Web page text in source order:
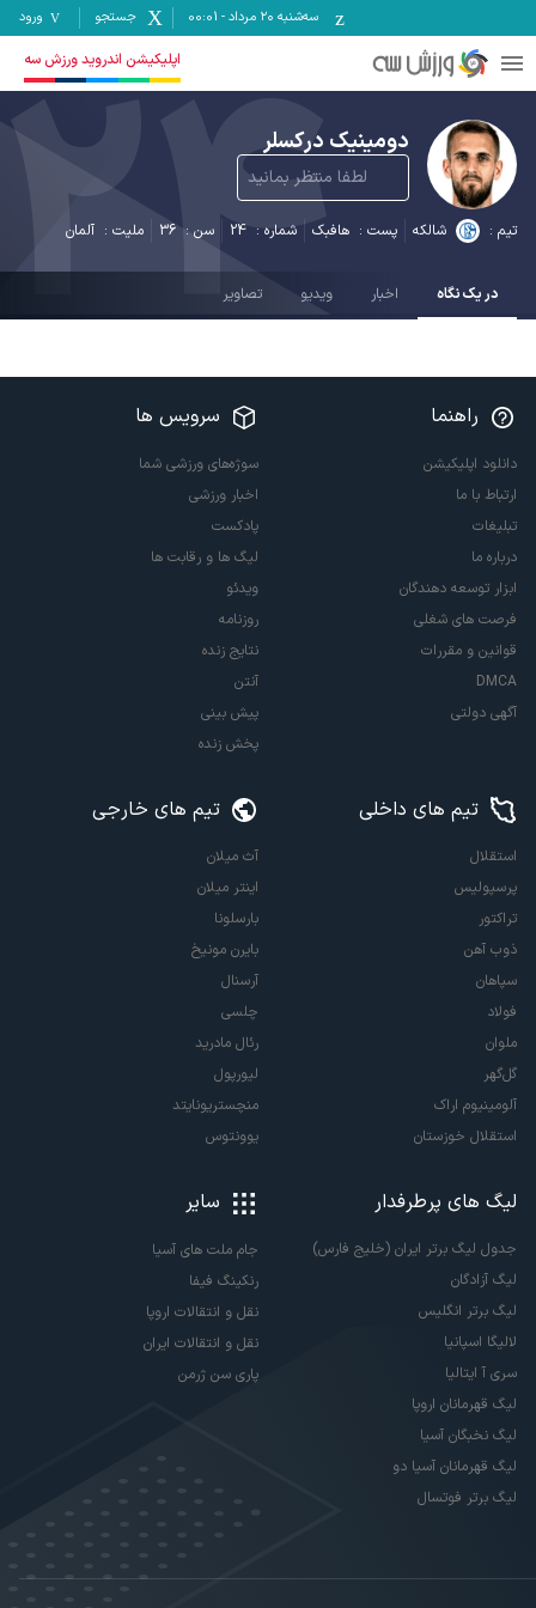
سه‌شنبه ۲۰ مرداد -
00:01 جستجو ورود
اپلیکیشن اندروید ورزش سه
دومینیک درکسلر
لطفا منتظر بمانید
تیم : شالکه پست : هافبک شماره : 24 سن : 36 ملیت : آلمان
24 در یک نگاه اخبار ویدیو تصاویر
راهنما
دانلود اپلیکیشن
ارتباط با ما
تبلیغات
درباره ما
ابزار توسعه دهندگان
فرصت های شغلی
قوانین و مقررات
DMCA
آگهی دولتی
سرویس ها
سوژه‌های ورزشی شما
اخبار ورزشی
پادکست
لیگ ها و رقابت ها
ویدئو
روزنامه
نتایج زنده
آنتن
پیش بینی
پخش زنده
تیم های داخلی
استقلال
پرسپولیس
تراکتور
ذوب آهن
سپاهان
فولاد
ملوان
گل‌گهر
آلومینیوم اراک
استقلال خوزستان
تیم های خارجی
آث میلان
اینتر میلان
بارسلونا
بایرن مونیخ
آرسنال
چلسی
رئال مادرید
لیورپول
منچستریونایتد
یوونتوس
لیگ های پرطرفدار
جدول لیگ برتر ایران (خلیج فارس)
لیگ آزادگان
لیگ برتر انگلیس
لالیگا اسپانیا
سری آ ایتالیا
لیگ قهرمانان اروپا
لیگ نخبگان آسیا
لیگ قهرمانان آسیا دو
لیگ برتر فوتسال
سایر
جام ملت های آسیا
رنکینگ فیفا
نقل و انتقالات اروپا
نقل و انتقالات ایران
پاری سن ژرمن